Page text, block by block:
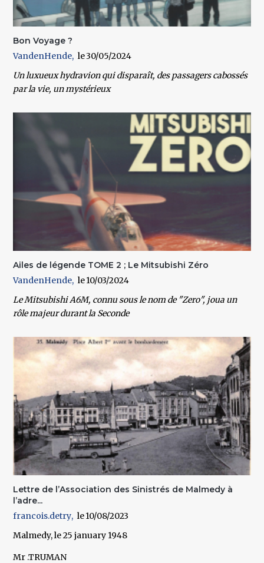
Bon Voyage ?
VandenHende
30/05/2024
Un luxueux hydravion qui disparaît, des passagers cabossés
par la vie, un mystérieux
Ailes de légende TOME 2 ; Le Mitsubishi Zéro
VandenHende
10/03/2024
Le Mitsubishi A6M, connu sous le nom de "Zero", joua un
rôle majeur durant la Seconde
Lettre de l’Association des Sinistrés de Malmedy à
l’adre...
francois.detry
10/08/2023
Malmedy, le 25 january 1948
Mr .TRUMAN